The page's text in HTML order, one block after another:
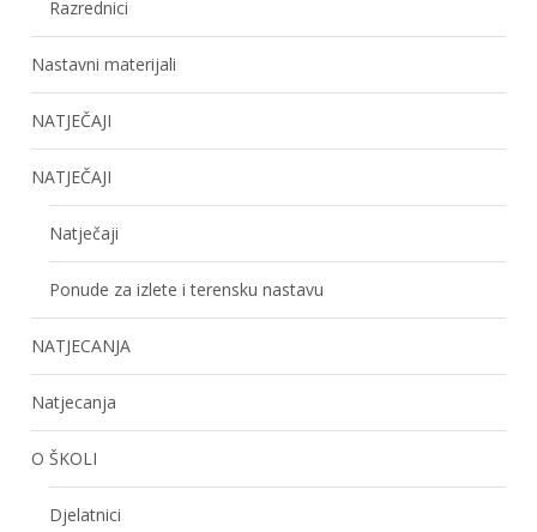
Razrednici
Nastavni materijali
NATJEČAJI
NATJEČAJI
Natječaji
Ponude za izlete i terensku nastavu
NATJECANJA
Natjecanja
O ŠKOLI
Djelatnici